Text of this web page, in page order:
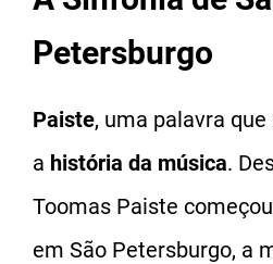
Petersburgo
Paiste, uma palavra
a história da música.
Toomas Paiste
em São Petersburgo, a